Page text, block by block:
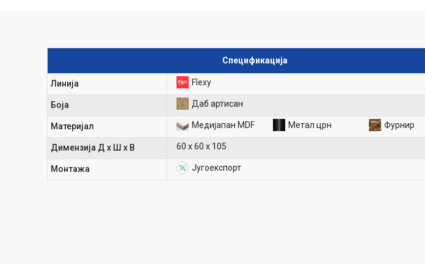
Спецификација
Линија Flexy
Боја Даб артисан
Материјал Медијапан MDF Метал црн Фурнир
Димензија Д х Ш х В 60 х 60 х 105
Mонтажа Југоекспорт